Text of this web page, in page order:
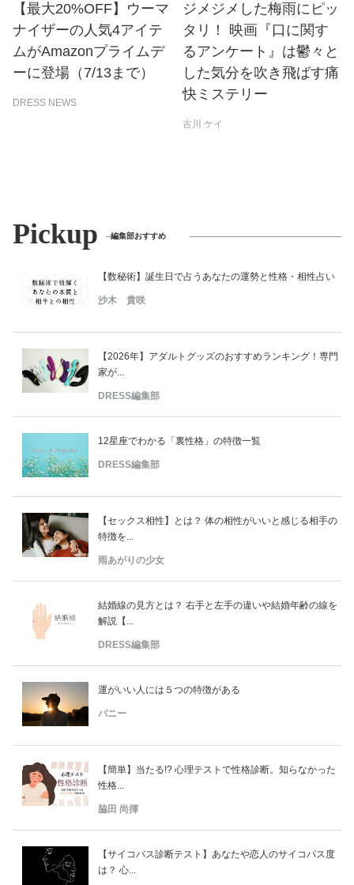
【最大20%OFF】ウーマ
ナイザーの人気4アイテ
ムがAmazonプライムデ
ーに登場（7/13まで）
DRESS NEWS
ジメジメした梅雨にピッ
タリ！ 映画『口に関す
るアンケート』は鬱々と
した気分を吹き飛ばす痛
快ミステリー
古川 ケイ
Pickup 編集部おすすめ
【数秘術】誕生日で占うあなたの運勢と性格・相性占い
沙木 貴咲
【2026年】アダルトグッズのおすすめランキング！専門
家が...
DRESS編集部
12星座でわかる「裏性格」の特徴一覧
DRESS編集部
【セックス相性】とは？ 体の相性がいいと感じる相手の
特徴を...
雨あがりの少女
結婚線の見方とは？ 右手と左手の違いや結婚年齢の線を
解説【...
DRESS編集部
運がいい人には５つの特徴がある
バニー
【簡単】当たる!? 心理テストで性格診断。知らなかった
性格...
脇田 尚揮
【サイコパス診断テスト】あなたや恋人のサイコパス度
は？ 心...